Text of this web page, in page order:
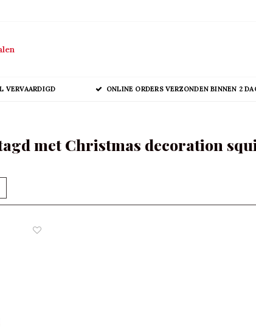
VERVAARDIGD ONLINE ORDERS VERZONDEN BINNEN 2
met Christmas decoration